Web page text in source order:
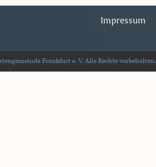
Impressum
Frankfurt e. V. Alle Rechte vorbehalten.